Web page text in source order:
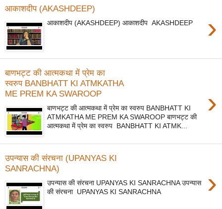
आकाशदीप (AKASHDEEP)
›
आकाशदीप (AKASHDEEP) आकाशदीप AKASHDEEP
बाणभट्ट की आत्मकथा में प्रेम का
स्वरुप BANBHATT KI ATMKATHA
ME PREM KA SWAROOP
›
बाणभट्ट की आत्मकथा में प्रेम का स्वरुप BANBHATT KI
ATMKATHA ME PREM KA SWAROOP बाणभट्ट की
आत्मकथा में प्रेम का स्वरुप BANBHATT KI ATMK...
उपन्यास की संरचना (UPANYAS KI
SANRACHNA)
›
उपन्यास की संरचना UPANYAS KI SANRACHNA उपन्यास
की संरचना UPANYAS KI SANRACHNA